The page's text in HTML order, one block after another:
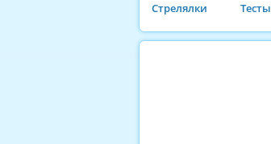
Стрелялки
Тесты